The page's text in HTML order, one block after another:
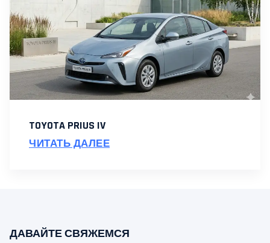
TOYOTA PRIUS IV
ЧИТАТЬ ДАЛЕЕ
ДАВАЙТЕ СВЯЖЕМСЯ